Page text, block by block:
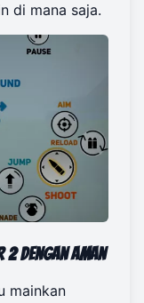
di mana saja.
2 dengan Aman
mainkan